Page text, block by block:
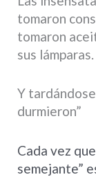
tomaron
tomaron
sus lámparas.
Y
durmieron”
Cada vez
semejante”